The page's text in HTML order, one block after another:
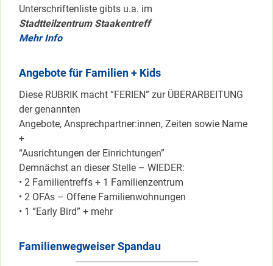
Unterschriftenliste gibts u.a. im
Stadtteilzentrum Staakentreff
Mehr Info
Angebote für Familien + Kids
Diese RUBRIK macht “FERIEN” zur ÜBERARBEITUNG
der genannten
Angebote, Ansprechpartner:innen, Zeiten sowie Name
+
“Ausrichtungen der Einrichtungen”
Demnächst an dieser Stelle – WIEDER:
• 2 Familientreffs + 1 Familienzentrum
• 2 OFAs – Offene Familienwohnungen
• 1 “Early Bird” + mehr
Familienwegweiser Spandau